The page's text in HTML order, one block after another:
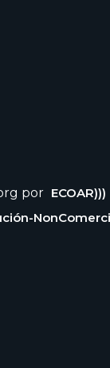
por ECOAR)))